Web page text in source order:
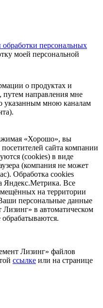
обработки персональных
моей персональной
о продуктах и
направления мне
указанным мною каналам
«Хорошо», вы
посетителей сайта компании
(cookies) в виде
(компания не может
Обработка cookies
Яндекс.Метрика. Все
на территории
персональные данные
в автоматическом
Лизинг» файлов
ссылке или на странице